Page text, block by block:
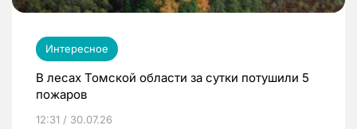
Интересное
В лесах Томской области за сутки потушили 5
пожаров
12:31 / 30.07.26